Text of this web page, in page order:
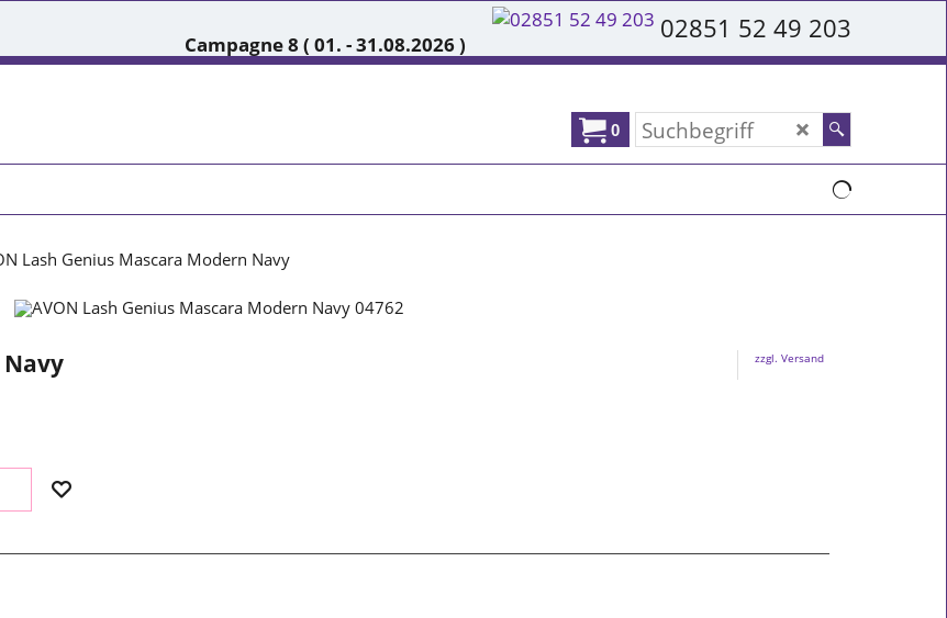
Campagne 8 ( 01. - 31.08.2026 ) 02851 52 49 203
0
Lash Genius Mascara Modern Navy
Navy zzgl. Versand